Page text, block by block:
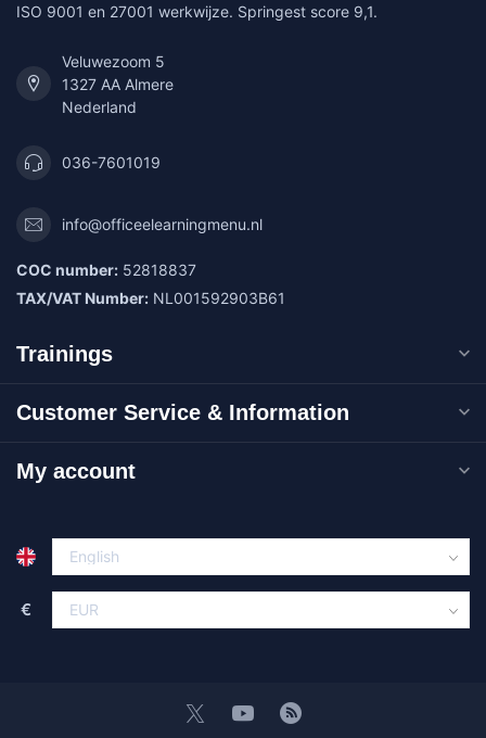
ISO 9001 en 27001 werkwijze. Springest score 9,1.
Veluwezoom 5
1327 AA Almere
Nederland
036-7601019
info@officeelearningmenu.nl
COC number: 52818837
TAX/VAT Number: NL001592903B61
Trainings
Customer Service & Information
My account
€